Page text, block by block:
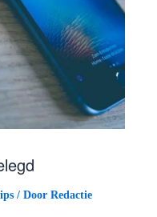
/ Door Redactie